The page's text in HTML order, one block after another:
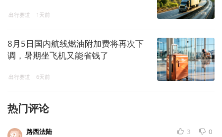
出行赛道 1天前
8月5日国内航线燃油附加费将再次下
调，暑期坐飞机又能省钱了
出行赛道 6天前
热门评论
路西法陆 3 0